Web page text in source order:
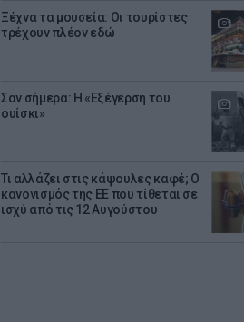
Ξέχνα τα μουσεία: Οι τουρίστες
τρέχουν πλέον εδώ
Σαν σήμερα: Η «Εξέγερση του
ουίσκι»
Τι αλλάζει στις κάψουλες καφέ; Ο
κανονισμός της ΕΕ που τίθεται σε
ισχύ από τις 12 Αυγούστου